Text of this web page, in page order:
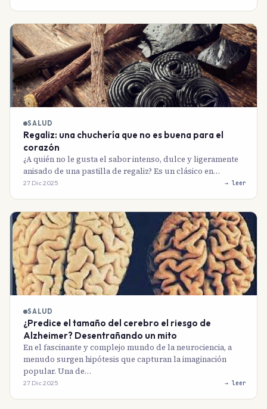
SALUD
Regaliz: una chuchería que no es buena para el
corazón
¿A quién no le gusta el sabor intenso, dulce y ligeramente
anisado de una pastilla de regaliz? Es un clásico en…
27 Dic 2025 → leer
SALUD
¿Predice el tamaño del cerebro el riesgo de
Alzheimer? Desentrañando un mito
En el fascinante y complejo mundo de la neurociencia, a
menudo surgen hipótesis que capturan la imaginación
popular. Una de…
27 Dic 2025 → leer